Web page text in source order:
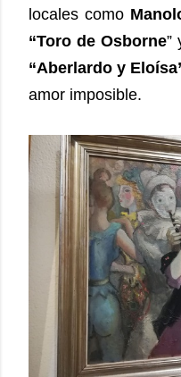
locales como
“Toro de Osborne”
“Aberlardo y
amor imposible.